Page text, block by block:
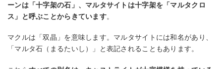
ーンは「十字架の石」、マルタサイトは十字架を「マルタクロ
ス」と呼ぶことからきています。
マクルは「双晶」を意味します。マルタサイトには和名があり、
「マルタ石（まるたいし）」と表記されることもあります。